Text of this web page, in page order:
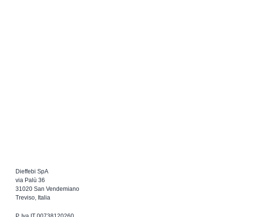
Dieffebi SpA
via Palù 36
31020 San Vendemiano
Treviso, Italia